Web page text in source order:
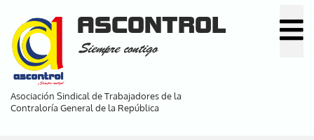
contenido
principal
ASCONTROL
Siempre contigo
Asociación Sindical de Trabajadores de la
Contraloría General de la República